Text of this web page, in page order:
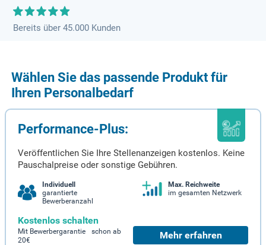
Bereits über 45.000 Kunden
Wählen Sie das passende Produkt für
Ihren Personalbedarf
Performance-Plus:
Veröffentlichen Sie Ihre Stellenanzeigen kostenlos. Keine
Pauschalpreise oder sonstige Gebühren.
Individuell
garantierte
Bewerberanzahl
Max. Reichweite
im gesamten Netzwerk
Kostenlos schalten
Mit Bewerbergarantie schon ab
20€
Mehr erfahren